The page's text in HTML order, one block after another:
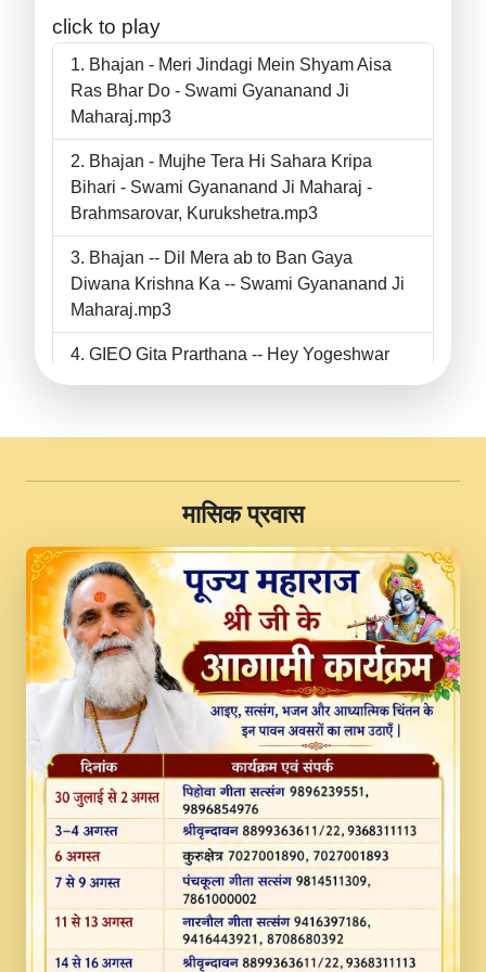
click to play
Bhajan - Meri Jindagi Mein Shyam Aisa
Ras Bhar Do - Swami Gyananand Ji
Maharaj.mp3
Bhajan - Mujhe Tera Hi Sahara Kripa
Bihari - Swami Gyananand Ji Maharaj -
Brahmsarovar, Kurukshetra.mp3
Bhajan -- Dil Mera ab to Ban Gaya
Diwana Krishna Ka -- Swami Gyananand Ji
Maharaj.mp3
GIEO Gita Prarthana -- Hey Yogeshwar
II Swami Gyananand Ji Maharaj.mp3
JINU SATGURU AAP BULAVE by Rasik
Pawan ji 20-11-19 Sankirtan At VEER JI
PRABHU KUTEER CHANNEL.mp3
Kina Sohna Tera Bhawan Sajaya Mata
Vaishno Devi Aarti Mata Rani Bhajan By
Lakhwinder Wadali Ji.mp3
MERE MANN VICH KANTH KALER
NEW PUNAJBI DEVOTIONAL SONG 2017
FULL VIDEO HD.mp3
Na To Roop Hai Bindu Ji Maharaj Pad - A
Divine Bhajan by Shri Indresh Ji
#BhaktiPath.mp3
Radha Rani Ki Kirpa Best Devotional
Song By Chitra Vichitra.mp3
​मासिक प्रवास